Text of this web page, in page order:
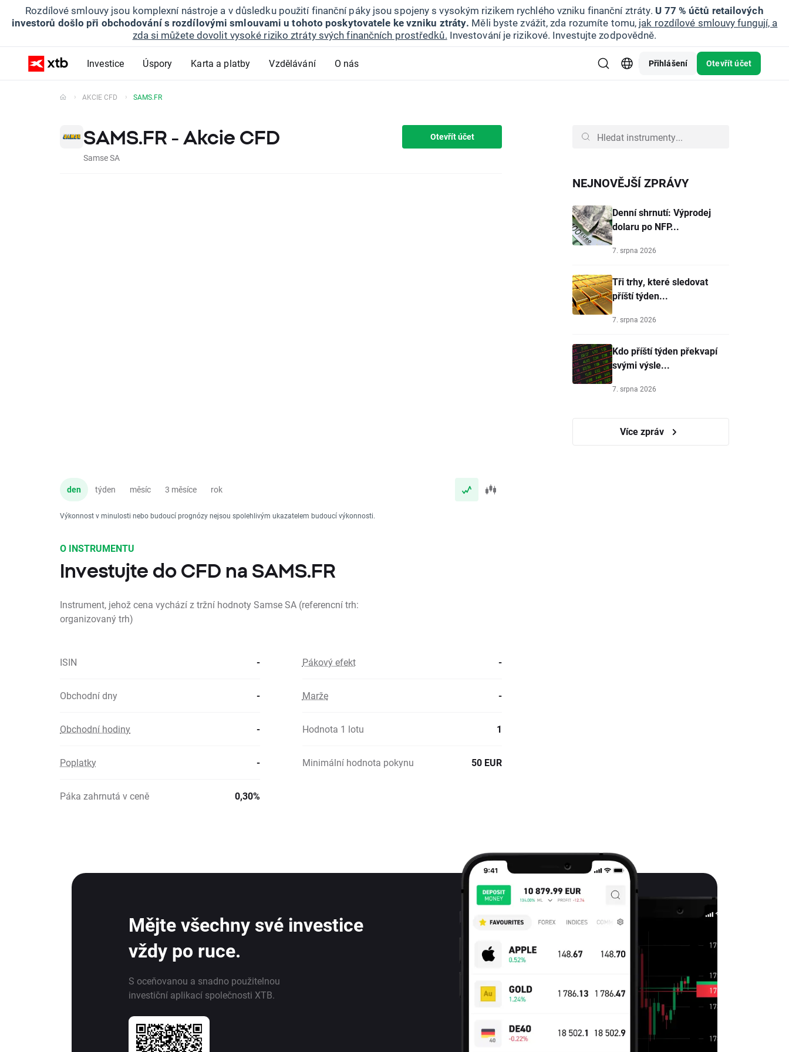
Rozdílové smlouvy jsou komplexní nástroje a v důsledku použití finanční páky jsou spojeny s vysokým rizikem rychlého vzniku finanční ztráty. U 77 % účtů retailových
investorů došlo při obchodování s rozdílovými smlouvami u tohoto poskytovatele ke vzniku ztráty. Měli byste zvážit, zda rozumíte tomu, jak rozdílové smlouvy fungují, a
zda si můžete dovolit vysoké riziko ztráty svých finančních prostředků. Investování je rizikové. Investujte zodpovědně.
Investice Úspory Karta a platby Vzdělávání O nás Přihlášení Otevřít účet
AKCIE CFD SAMS.FR
SAMS.FR - Akcie CFD
Samse SA
Otevřít účet
den týden měsíc 3 měsíce rok
Výkonnost v minulosti nebo budoucí prognózy nejsou spolehlivým ukazatelem budoucí výkonnosti.
NEJNOVĚJŠÍ ZPRÁVY
Denní shrnutí: Výprodej
dolaru po NFP...
7. srpna 2026
Tři trhy, které sledovat
příští týden...
7. srpna 2026
Kdo příští týden překvapí
svými výsle...
7. srpna 2026
Více zpráv
O INSTRUMENTU
Investujte do CFD na SAMS.FR
Instrument, jehož cena vychází z tržní hodnoty Samse SA (referencní trh:
organizovaný trh)
ISIN - Pákový efekt -
Obchodní dny - Marže -
Obchodní hodiny - Hodnota 1 lotu 1
Poplatky - Minimální hodnota pokynu 50 EUR
Páka zahrnutá v ceně 0,30%
Mějte všechny své investice
vždy po ruce.
S oceňovanou a snadno použitelnou
investiční aplikací společnosti XTB.